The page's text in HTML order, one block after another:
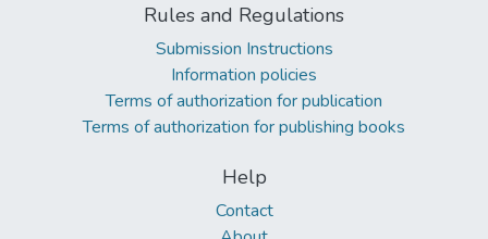
Rules and Regulations
Submission Instructions
Information policies
Terms of authorization for publication
Terms of authorization for publishing books
Help
Contact